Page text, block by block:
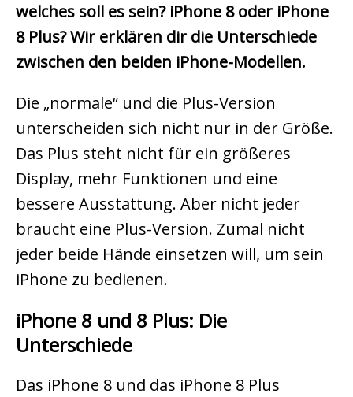
welches soll es sein? iPhone 8 oder iPhone
8 Plus? Wir erklären dir die Unterschiede
zwischen den beiden iPhone-Modellen.
Die „normale“ und die Plus-Version
unterscheiden sich nicht nur in der Größe.
Das Plus steht nicht für ein größeres
Display, mehr Funktionen und eine
bessere Ausstattung. Aber nicht jeder
braucht eine Plus-Version. Zumal nicht
jeder beide Hände einsetzen will, um sein
iPhone zu bedienen.
iPhone 8 und 8 Plus: Die
Unterschiede
Das iPhone 8 und das iPhone 8 Plus